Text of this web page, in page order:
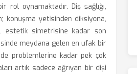
oynamaktadır. Diş sağlığı,
konuşma yetisinden diksiyona,
estetik simetrisine kadar son
meydana gelen en ufak bir
problemlerine kadar pek çok
artık sadece ağrıyan bir dişi